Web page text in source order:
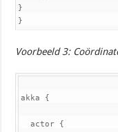
}
}
Voorbeeld 3:
akka {
  actor {